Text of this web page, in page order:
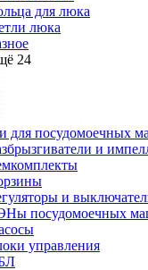
для люка
люка
24
для посудомоечных
и
и
посудомоечных
управления